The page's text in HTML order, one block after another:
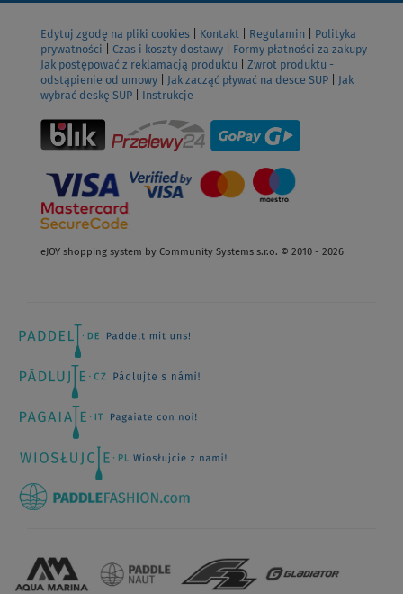
Edytuj zgodę na pliki cookies Kontakt Regulamin
Polityka
prywatności
Czas i koszty dostawy
Formy płatności za zakupy
Jak postępować z reklamacją produktu
Zwrot produktu -
odstąpienie od umowy
Jak zacząć pływać na desce SUP
Jak
wybrać deskę SUP
Instrukcje
eJOY shopping system by Community Systems s.r.o. © 2010 - 2026